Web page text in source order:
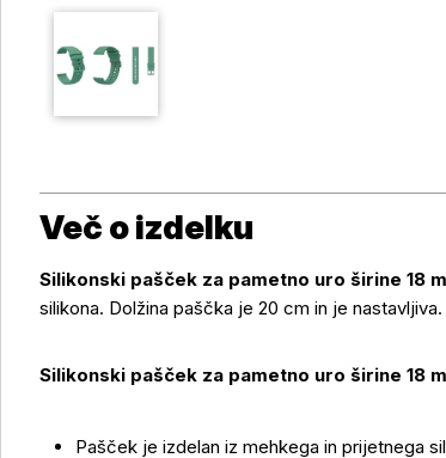
Več o izdelku
Silikonski pašček za pametno uro širine 18
silikona. Dolžina paščka je 20 cm in je nastavljiva.
Silikonski pašček za pametno uro širine 18
Pašček je izdelan iz mehkega in prijetnega